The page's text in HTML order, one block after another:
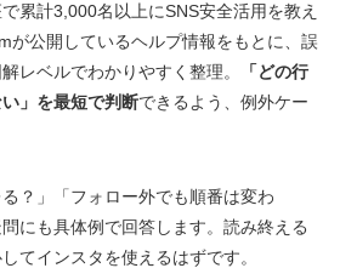
累計3,000名以上にSNS安全活用を教え
が公開しているヘルプ情報をもとに、誤
レベルでわかりやすく整理。
「どの行
」を最短で判断できるよう、例外ケー
る？」「フォロー外でも順番は変わ
にも具体例で回答します。読み終える
てインスタを使えるはずです。